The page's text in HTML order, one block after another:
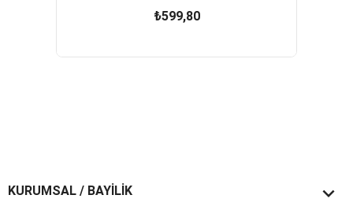
₺599,80
KURUMSAL / BAYİLİK 